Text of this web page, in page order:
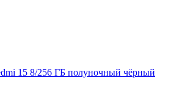
15 8/256 ГБ полуночный чёрный